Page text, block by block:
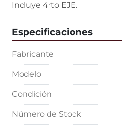
Incluye 4rto EJE.
Especificaciones
Fabricante
Modelo
Condición
Número de Stock